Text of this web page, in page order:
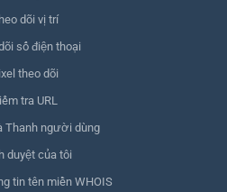
dõi vị trí
số điện thoại
theo dõi
tra URL
Thanh người dùng
duyệt của tôi
tin tên miền WHOIS